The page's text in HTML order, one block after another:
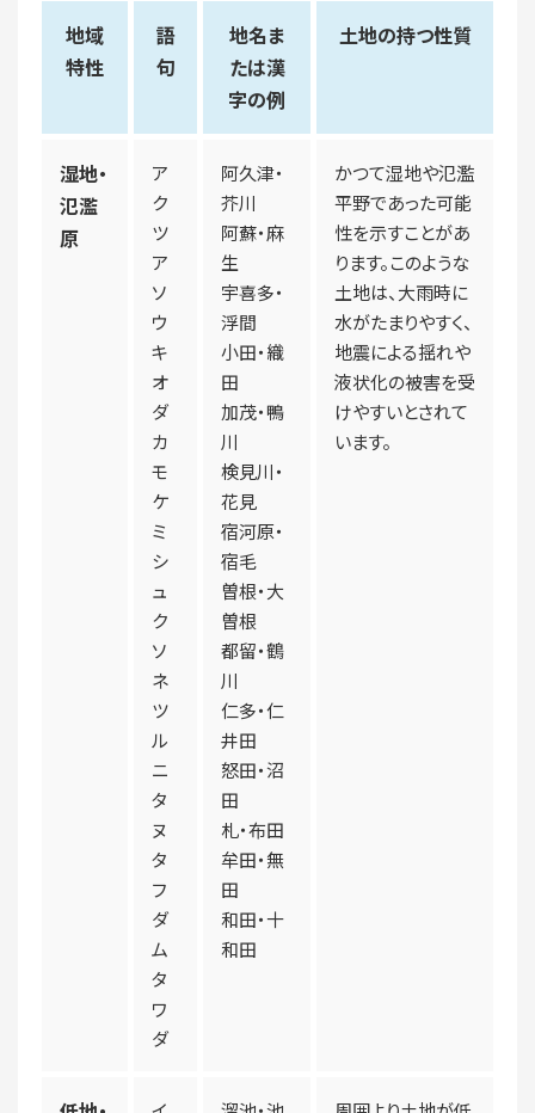
地域
特性
語
句
地名ま
たは漢
字の例
土地の持つ性質
湿地・
氾濫
原
ア
ク
ツ
ア
ソ
ウ
キ
オ
ダ
カ
モ
ケ
ミ
シ
ュ
ク
ソ
ネ
ツ
ル
ニ
タ
ヌ
タ
フ
ダ
ム
タ
ワ
ダ
阿久津・
芥川
阿蘇・麻
生
宇喜多・
浮間
小田・織
田
加茂・鴨
川
検見川・
花見
宿河原・
宿毛
曽根・大
曽根
都留・鶴
川
仁多・仁
井田
怒田・沼
田
札・布田
牟田・無
田
和田・十
和田
かつて湿地や氾濫
平野であった可能
性を示すことがあ
ります。このような
土地は、大雨時に
水がたまりやすく、
地震による揺れや
液状化の被害を受
けやすいとされて
います。